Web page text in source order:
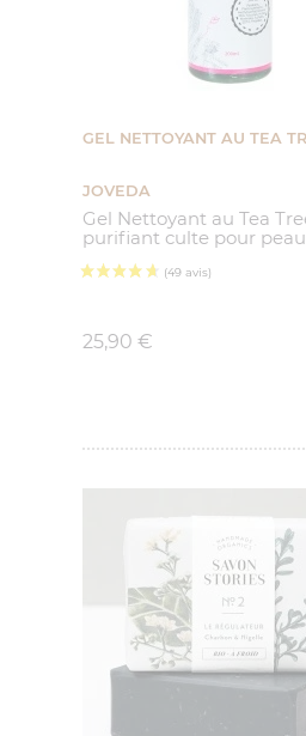
(1
GEL NETTOYANT AU TEA
JOVEDA
Gel Nettoyant au Tea
purifiant culte pour
25,90 €